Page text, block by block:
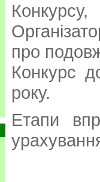
про
Конкурс
року.
Етапи